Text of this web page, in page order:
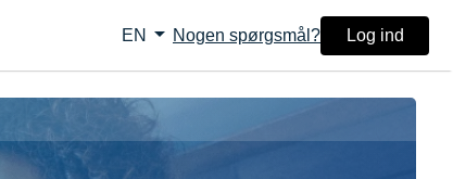
EN arrow_drop_down Nogen spørgsmål? Log ind